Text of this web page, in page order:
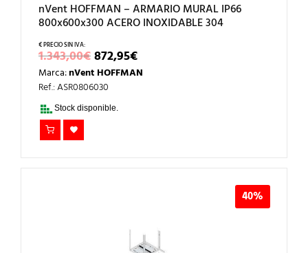
nVent HOFFMAN – ARMARIO MURAL IP66
800x600x300 ACERO INOXIDABLE 304
1.343,00€EL
PRECIO
ORIGINAL
ERA:1.343,00€.
872,95€EL
PRECIO
ACTUAL
Marca:nVent HOFFMAN
Ref.: ASR0806030
Stock disponible.
40%